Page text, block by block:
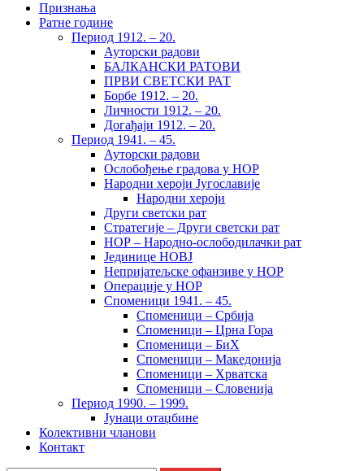
Признања
Ратне године
Период 1912. – 20.
Ауторски радови
БАЛКАНСКИ РАТОВИ
ПРВИ СВЕТСКИ РАТ
Борбе 1912. – 20.
Личности 1912. – 20.
Догађаји 1912. – 20.
Период 1941. – 45.
Ауторски радови
Ослобођење градова у НОР
Народни хероји Југославије
Народни хероји
Други светски рат
Стратегије – Други светски рат
НОР – Народно-ослободилачки рат
Јединице НОВЈ
Непријатељске офанзиве у НОР
Операције у НОР
Споменици 1941. – 45.
Споменици – Србија
Споменици – Црна Гора
Споменици – БиХ
Споменици – Македонија
Споменици – Хрватска
Споменици – Словенија
Период 1990. – 1999.
Јунаци отаџбине
Колективни чланови
Контакт